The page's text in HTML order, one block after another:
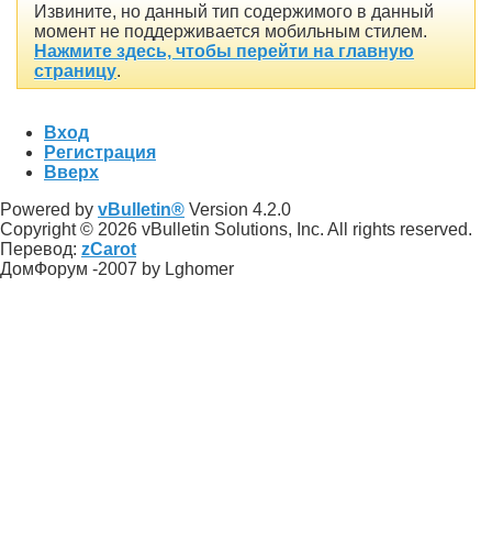
Извините, но данный тип содержимого в данный
момент не поддерживается мобильным стилем.
Нажмите здесь, чтобы перейти на главную
страницу.
Вход
Регистрация
Вверх
Powered by vBulletin® Version 4.2.0
Copyright © 2026 vBulletin Solutions, Inc. All rights reserved.
Перевод: zCarot
ДомФорум -2007 by Lghomer